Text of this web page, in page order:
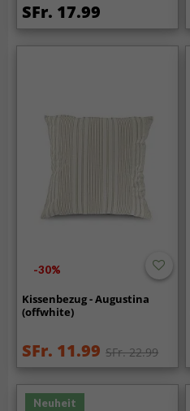
SFr. 17.99
-30%
Kissenbezug - Augustina
(offwhite)
SFr. 11.99 SFr. 22.99
Neuheit